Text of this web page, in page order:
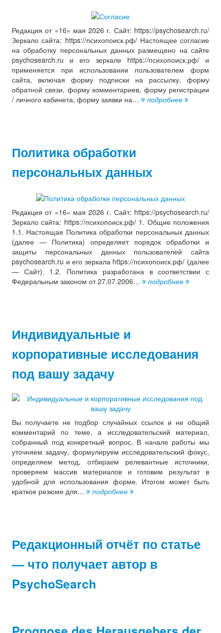
Редакция от «16» мая 2026 г. Сайт: https://psychosearch.ru/
Зеркало сайта: https://психопоиск.рф/ Настоящее согласие
на обработку персональных данных размещено на сайте
psychosearch.ru и его зеркале https://психопоиск.рф/ и
применяется при использовании пользователем форм
сайта, включая форму подписки на рассылку, форму
обратной связи, форму комментариев, форму регистрации
/ личного кабинета, форму заявки на…
подробнее
Политика обработки
персональных данных
Редакция от «16» мая 2026 г. Сайт: https://psychosearch.ru/
Зеркало сайта: https://психопоиск.рф/ 1. Общие положения
1.1. Настоящая Политика обработки персональных данных
(далее — Политика) определяет порядок обработки и
защиты персональных данных пользователей сайта
psychosearch.ru и его зеркала https://психопоиск.рф/ (далее
— Сайт). 1.2. Политика разработана в соответствии с
Федеральным законом от 27.07.2006…
подробнее
Индивидуальные и
корпоративные исследования
под вашу задачу
Вы получаете не подбор случайных ссылок и не общий
комментарий по теме, а исследовательский материал,
собранный под конкретный вопрос. В начале работы мы
уточняем задачу, формулируем исследовательский фокус,
определяем метод, отбираем релевантные источники,
проверяем массив материалов и готовим результат в
удобной для использования форме. Итогом может быть
краткое резюме для…
подробнее
Редакционный отчёт по статье
— что получает автор в
PsychoSearch